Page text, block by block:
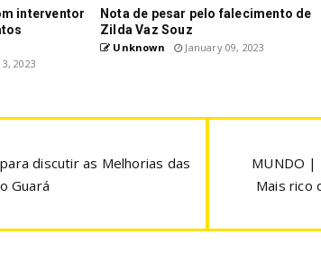
interventor
2023
Nota de pesar pelo falecimento de
Zilda Vaz Souz
Unknown January 09, 2023
discutir as Melhorias das
Guará
MUNDO |
Mais rico